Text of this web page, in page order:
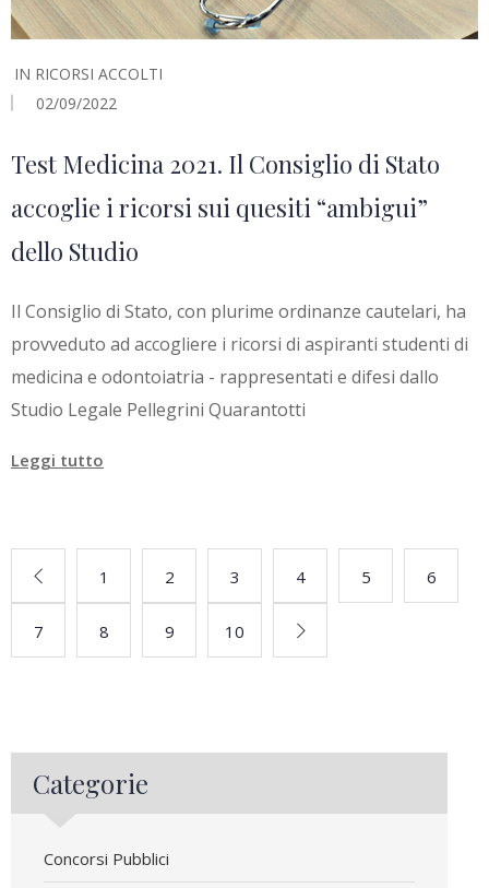
IN RICORSI ACCOLTI
02/09/2022
Test Medicina 2021. Il Consiglio di Stato
accoglie i ricorsi sui quesiti “ambigui”
dello Studio
Il Consiglio di Stato, con plurime ordinanze cautelari, ha
provveduto ad accogliere i ricorsi di aspiranti studenti di
medicina e odontoiatria - rappresentati e difesi dallo
Studio Legale Pellegrini Quarantotti
Leggi tutto
1 2 3 4 5 6
7 8 9 10
Categorie
Concorsi Pubblici